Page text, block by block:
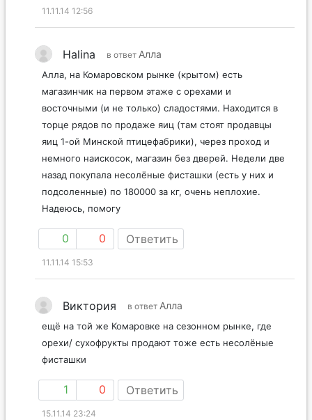
11.11.14 12:56
Halina в ответ Алла
Алла, на Комаровском рынке (крытом) есть
магазинчик на первом этаже с орехами и
восточными (и не только) сладостями. Находится в
торце рядов по продаже яиц (там стоят продавцы
яиц 1-ой Минской птицефабрики), через проход и
немного наискосок, магазин без дверей. Недели две
назад покупала несолёные фисташки (есть у них и
подсоленные) по 180000 за кг, очень неплохие.
Надеюсь, помогу
0 0 Ответить
11.11.14 15:53
Виктория в ответ Алла
ещё на той же Комаровке на сезонном рынке, где
орехи/ сухофрукты продают тоже есть несолёные
фисташки
1 0 Ответить
15.11.14 23:24